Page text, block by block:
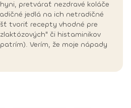
pretvárať nezdravé koláče
jedlá na ich netradičné
tvoriť recepty vhodné pre
či histaminikov
Verím, že moje nápady